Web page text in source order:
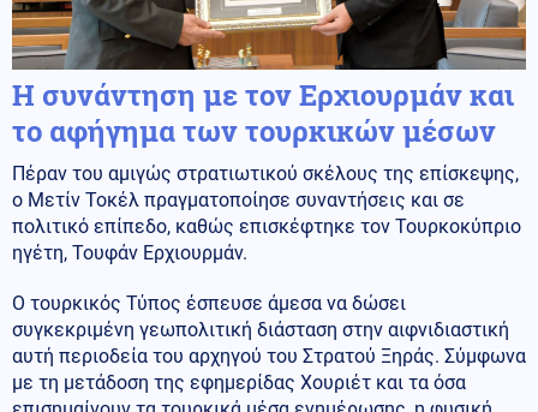
Η συνάντηση με τον Ερχιουρμάν και
το αφήγημα των τουρκικών μέσων
Πέραν του αμιγώς στρατιωτικού σκέλους της επίσκεψης,
ο Μετίν Τοκέλ πραγματοποίησε συναντήσεις και σε
πολιτικό επίπεδο, καθώς επισκέφτηκε τον Τουρκοκύπριο
ηγέτη, Τουφάν Ερχιουρμάν.
Ο τουρκικός Τύπος έσπευσε άμεσα να δώσει
συγκεκριμένη γεωπολιτική διάσταση στην αιφνιδιαστική
αυτή περιοδεία του αρχηγού του Στρατού Ξηράς. Σύμφωνα
με τη μετάδοση της εφημερίδας Χουριέτ και τα όσα